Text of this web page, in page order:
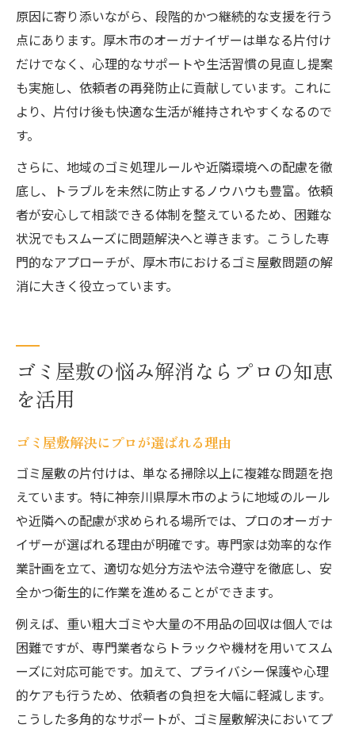
原因に寄り添いながら、段階的かつ継続的な支援を行う
点にあります。厚木市のオーガナイザーは単なる片付け
だけでなく、心理的なサポートや生活習慣の見直し提案
も実施し、依頼者の再発防止に貢献しています。これに
より、片付け後も快適な生活が維持されやすくなるので
す。
さらに、地域のゴミ処理ルールや近隣環境への配慮を徹
底し、トラブルを未然に防止するノウハウも豊富。依頼
者が安心して相談できる体制を整えているため、困難な
状況でもスムーズに問題解決へと導きます。こうした専
門的なアプローチが、厚木市におけるゴミ屋敷問題の解
消に大きく役立っています。
ゴミ屋敷の悩み解消ならプロの知恵
を活用
ゴミ屋敷解決にプロが選ばれる理由
ゴミ屋敷の片付けは、単なる掃除以上に複雑な問題を抱
えています。特に神奈川県厚木市のように地域のルール
や近隣への配慮が求められる場所では、プロのオーガナ
イザーが選ばれる理由が明確です。専門家は効率的な作
業計画を立て、適切な処分方法や法令遵守を徹底し、安
全かつ衛生的に作業を進めることができます。
例えば、重い粗大ゴミや大量の不用品の回収は個人では
困難ですが、専門業者ならトラックや機材を用いてスム
ーズに対応可能です。加えて、プライバシー保護や心理
的ケアも行うため、依頼者の負担を大幅に軽減します。
こうした多角的なサポートが、ゴミ屋敷解決においてプ